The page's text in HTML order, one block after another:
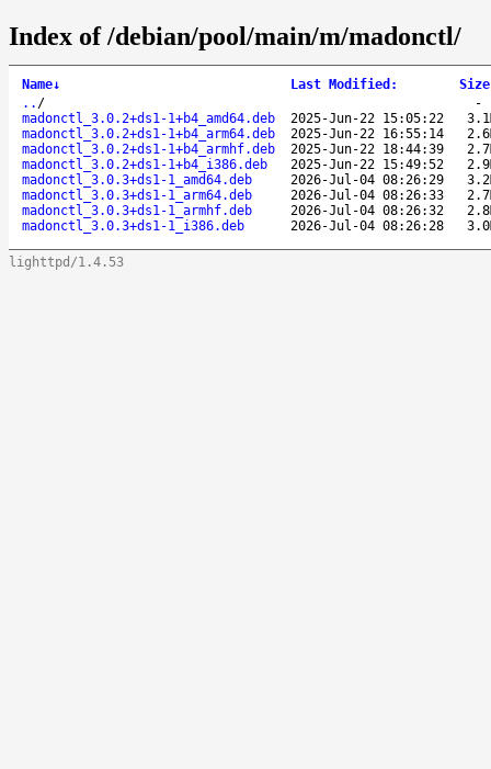
Index of /debian/pool/main/m/madonctl/
Name↓ Last Modified : Size
.. /
madonctl_3.0.2+ds1-1+b4_amd64.deb
2025-Jun-22 15:05:22
madonctl_3.0.2+ds1-1+b4_arm64.deb
2025-Jun-22 16:55:14
madonctl_3.0.2+ds1-1+b4_armhf.deb
2025-Jun-22 18:44:39
madonctl_3.0.2+ds1-1+b4_i386.deb
2025-Jun-22 15:49:52
madonctl_3.0.3+ds1-1_amd64.deb
2026-Jul-04 08:26:29
madonctl_3.0.3+ds1-1_arm64.deb
2026-Jul-04 08:26:33
madonctl_3.0.3+ds1-1_armhf.deb
2026-Jul-04 08:26:32
madonctl_3.0.3+ds1-1_i386.deb
2026-Jul-04 08:26:28
lighttpd/1.4.53